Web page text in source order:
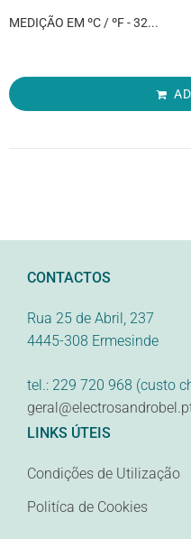
MEDIÇÃO EM ºC / ºF - 32...
CONTACTOS
Rua 25 de Abril, 237
4445-308 Ermesinde
tel.: 229 720 968 (custo
LINKS ÚTEIS
Condições de Utilização
Politíca de Cookies